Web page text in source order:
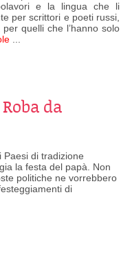
e la lingua che li
per scrittori e poeti russi,
quelli che l’hanno solo
...
da
di tradizione
la festa del papà. Non
politiche ne vorrebbero
di